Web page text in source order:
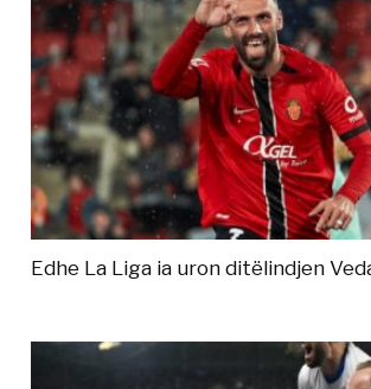
Edhe La Liga ia uron ditëlindjen